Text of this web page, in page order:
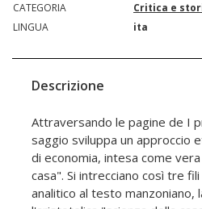
CATEGORIA
Critica e
LINGUA
ita
Descrizione
Attraversando le pagine de I
saggio sviluppa un approccio
di economia, intesa come
casa". Si intrecciano così tre
analitico al testo manzoniano,